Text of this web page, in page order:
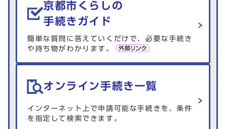
京都市くらしの
手続きガイド
簡単な質問に答えていくだけで、必要な手続き
や持ち物がわかります。
オンライン手続き一覧
インターネット上で申請可能な手続きを、条件
を指定して検索できます。